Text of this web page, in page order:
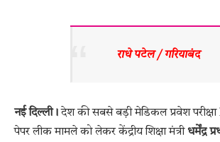
राधे पटेल / गरियाबंद
नई दिल्ली।देश की सबसे बड़ी मेडिकल प्रवेश परीक्षा
पेपर लीक मामले को लेकर केंद्रीय शिक्षा मंत्रीधर्मेंद्र